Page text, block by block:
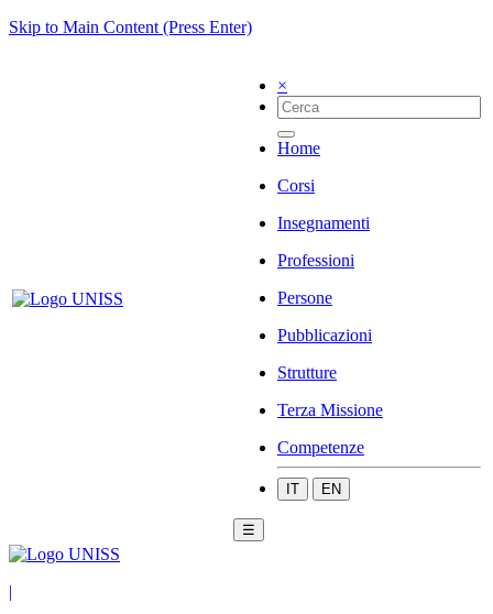
Skip to Main Content (Press Enter)
×
Home
Corsi
Insegnamenti
Professioni
Persone
Pubblicazioni
Strutture
Terza Missione
Competenze
IT EN
☰
|